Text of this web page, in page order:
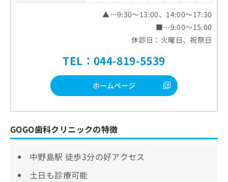
▲…9:30～13:00、14:00～17:30
■…9:00～15:00
休診日：火曜日、祝祭日
TEL：044-819-5539
ホームページ
GOGO歯科クリニックの特徴
中野島駅 徒歩3分の好アクセス
土日も診療可能